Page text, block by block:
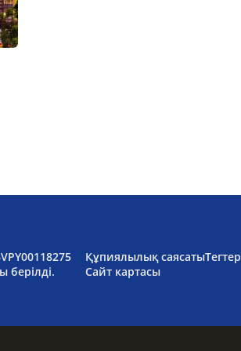
берілді.
Құпиялылық саясатыТегтер
Сайт картасы